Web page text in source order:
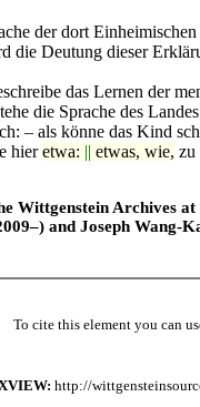
der dort Einheimischen
die Deutung dieser
das Lernen der
die Sprache des
– als könne das Kind
hieretwa: || etwas, wie, zu
Wittgenstein
and Joseph Wang-
To cite this element you can
http://